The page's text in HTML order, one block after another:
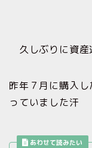
久しぶりに資産
昨年７月に購入
っていました汗